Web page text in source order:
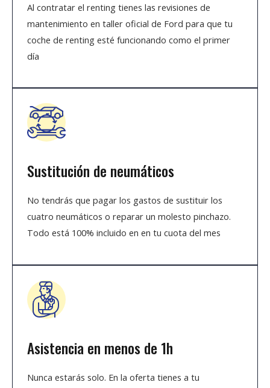
Al contratar el renting tienes las revisiones de
mantenimiento en taller oficial de Ford para que tu
coche de renting esté funcionando como el primer
día
Sustitución de neumáticos
No tendrás que pagar los gastos de sustituir los
cuatro neumáticos o reparar un molesto pinchazo.
Todo está 100% incluido en en tu cuota del mes
Asistencia en menos de 1h
Nunca estarás solo. En la oferta tienes a tu